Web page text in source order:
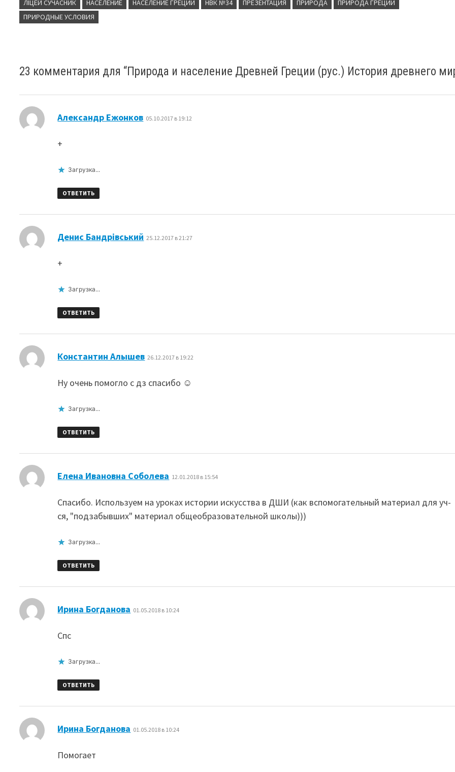
ЛІЦЕЙ СУЧАСНИК
НАСЕЛЕНИЕ НАСЕЛЕНИЕ ГРЕЦИИ НВК №34 ПРЕЗЕНТАЦИЯ ПРИРОДА
ПРИРОДА ГРЕЦИИ
ПРИРОДНЫЕ УСЛОВИЯ
23 комментария для “Природа и население Древней Греции (рус.) История древнего
Александр Ежонков 05.10.2017 в 19:12
+
Загрузка...
ОТВЕТИТЬ
Денис Бандрівський 25.12.2017 в 21:27
+
Загрузка...
ОТВЕТИТЬ
Константин Алышев 26.12.2017 в 19:22
Ну очень помогло с дз спасибо ☺
Загрузка...
ОТВЕТИТЬ
Елена Ивановна Соболева 12.01.2018 в 15:54
Спасибо. Используем на уроках истории искусства в ДШИ (как вспомогательный материал для уч-
ся, "подзабывших" материал общеобразовательной школы)))
Загрузка...
ОТВЕТИТЬ
Ирина Богданова 01.05.2018 в 10:24
Спс
Загрузка...
ОТВЕТИТЬ
Ирина Богданова 01.05.2018 в 10:24
Помогает